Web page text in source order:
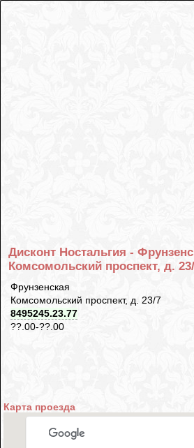
Дисконт Ностальгия -
Комсомольский проспект, д.
Фрунзенская
Комсомольский проспект, д. 23/7
8495245.23.77
??.00-??.00
Карта проезда